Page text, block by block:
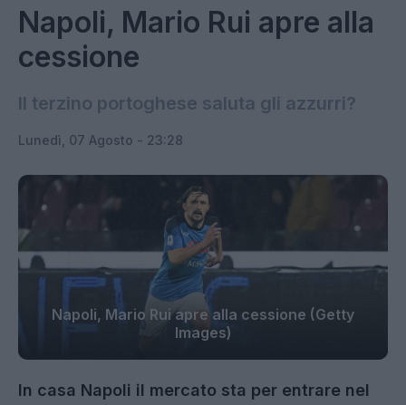
Napoli, Mario Rui apre alla
cessione
Il terzino portoghese saluta gli azzurri?
Lunedì, 07 Agosto - 23:28
Napoli, Mario Rui apre alla cessione (Getty
Images)
In casa Napoli il mercato sta per entrare nel